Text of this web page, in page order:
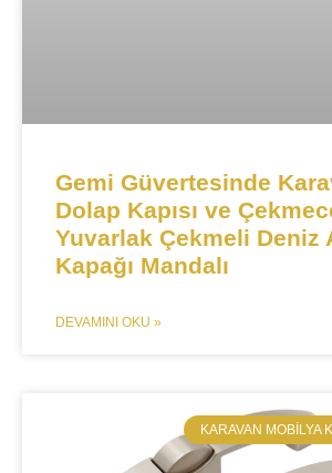
Gemi Güvertesinde
Dolap Kapısı ve
Yuvarlak Çekmeli Deniz
Kapağı Mandalı​​
DEVAMINI OKU »
​KARAVAN MOBILYA